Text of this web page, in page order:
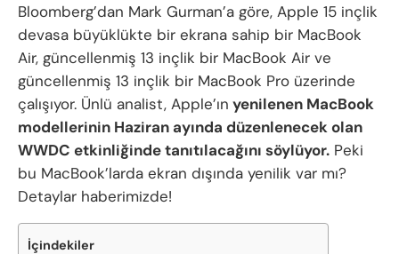
Bloomberg’dan Mark Gurman’a göre, Apple 15 inçlik
devasa büyüklükte bir ekrana sahip bir MacBook
Air, güncellenmiş 13 inçlik bir MacBook Air ve
güncellenmiş 13 inçlik bir MacBook Pro üzerinde
çalışıyor. Ünlü analist, Apple’ın yenilenen MacBook
modellerinin Haziran ayında düzenlenecek olan
WWDC etkinliğinde tanıtılacağını söylüyor. Peki
bu MacBook’larda ekran dışında yenilik var mı?
Detaylar haberimizde!
İçindekiler